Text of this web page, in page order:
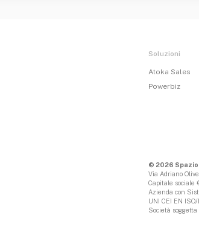
Soluzioni
Atoka Sales
Powerbiz
© 2026
Via Adriano
Capitale sociale €
Azienda con
UNI CEI EN ISO/
Società